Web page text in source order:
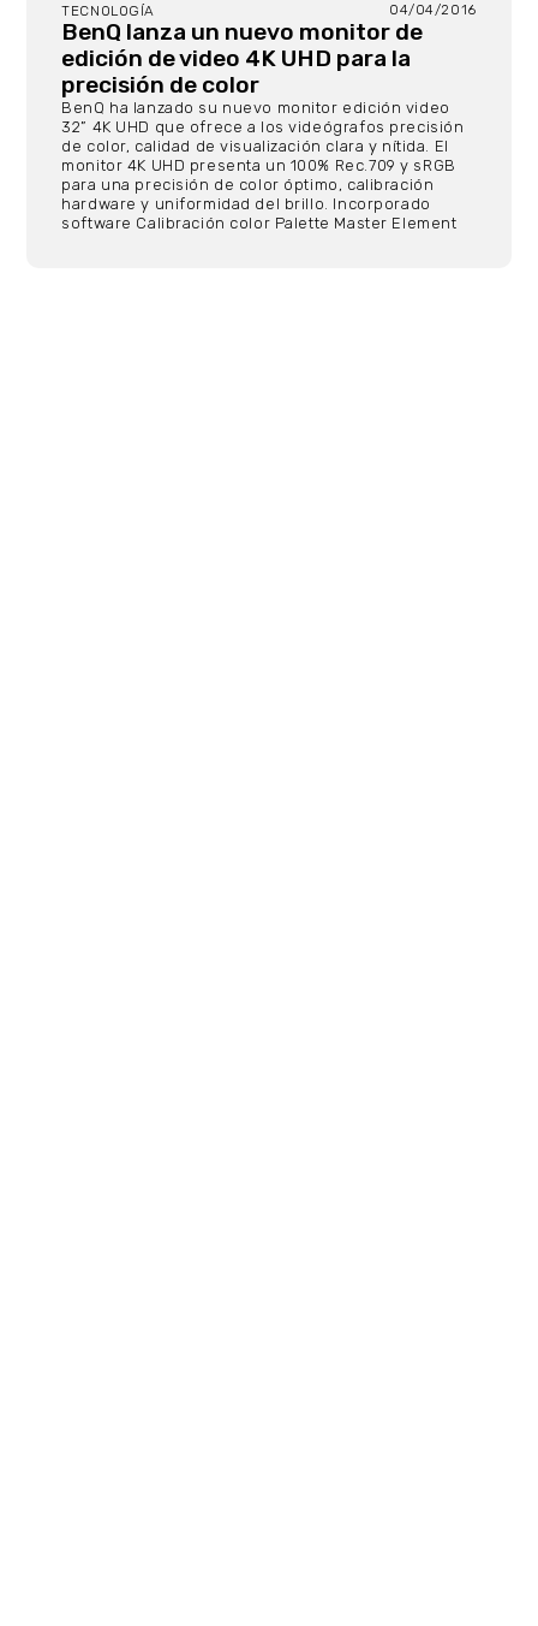
TECNOLOGÍA 04/04/2016
BenQ lanza un nuevo monitor de
edición de video 4K UHD para la
precisión de color
BenQ ha lanzado su nuevo monitor edición video
32” 4K UHD que ofrece a los videógrafos precisión
de color, calidad de visualización clara y nítida. El
monitor 4K UHD presenta un 100% Rec.709 y sRGB
para una precisión de color óptimo, calibración
hardware y uniformidad del brillo. Incorporado
software Calibración color Palette Master Element